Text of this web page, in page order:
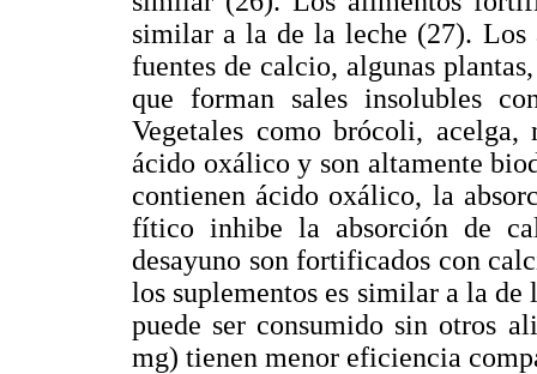
similar a la de la leche (27). Los
fuentes de calcio, algunas
que forman sales insolubles
Vegetales como brócoli,
ácido oxálico y son altamente
contienen ácido oxálico, la
fítico inhibe la absorción de
desayuno son fortificados con
los suplementos es similar a la
puede ser consumido sin otros
mg) tienen menor eficiencia